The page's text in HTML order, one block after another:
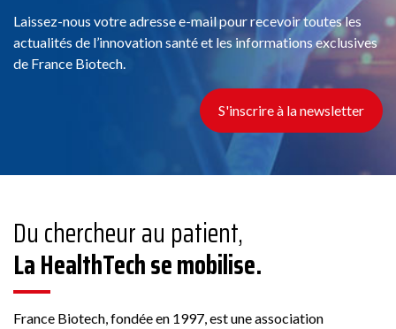
Laissez-nous votre adresse e-mail pour recevoir toutes les
actualités de l’innovation santé et les informations exclusives
de France Biotech.
S'inscrire à la newsletter
Du chercheur au patient,
La HealthTech se mobilise.
France Biotech, fondée en 1997, est une association